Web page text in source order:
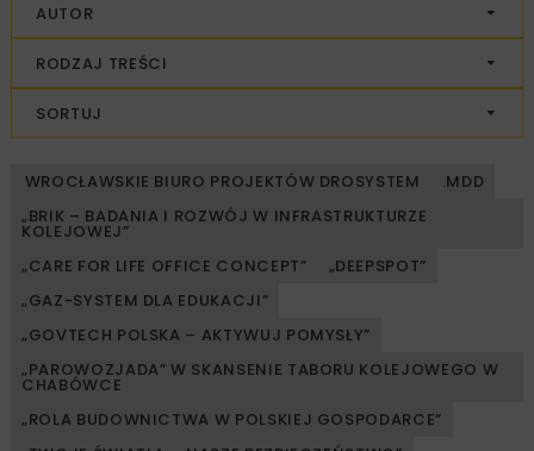
AUTOR
RODZAJ TREŚCI
SORTUJ
WROCŁAWSKIE BIURO PROJEKTÓW DROSYSTEM
.MDD
„BRIK – BADANIA I ROZWÓJ W INFRASTRUKTURZE
KOLEJOWEJ”
„CARE FOR LIFE OFFICE CONCEPT”
„DEEPSPOT”
„GAZ-SYSTEM DLA EDUKACJI”
„GOVTECH POLSKA – AKTYWUJ POMYSŁY”
„PAROWOZJADA” W SKANSENIE TABORU KOLEJOWEGO W
CHABÓWCE
„ROLA BUDOWNICTWA W POLSKIEJ GOSPODARCE”